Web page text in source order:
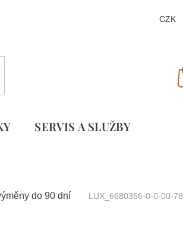
CZK
SLUŽBY
do 90 dní LUX_6680356-0-0-00-78